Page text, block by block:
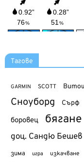
Тагове
GARMIN SCOTT
Сноуборд Сърф
боровец бягане
доц. Сандю Бешев
зима игра изкачване